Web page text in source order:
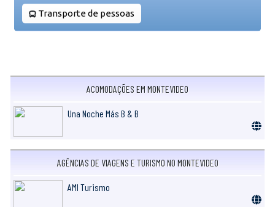
Transporte de pessoas
ACOMODAÇÕES EM MONTEVIDEO
Una Noche Más B & B
AGÊNCIAS DE VIAGENS E TURISMO NO MONTEVIDEO
AMI Turismo